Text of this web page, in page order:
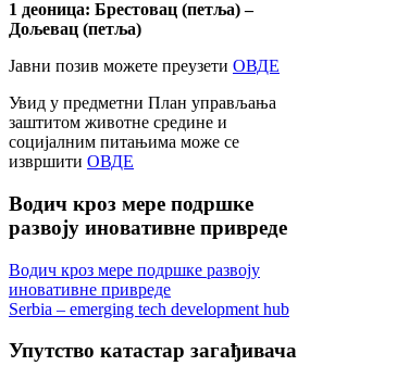
1 деоница: Брестовац (петља) –
Дољевац (петља)
Јавни позив можете преузети ОВДЕ
Увид у предметни План управљања
заштитом животне средине и
социјалним питањима може се
извршити ОВДЕ
Водич кроз мере подршке
развоју иновативне привреде
Водич кроз мере подршке развоју
иновативне привреде
Serbia – emerging tech development hub
Упутство катастар загађивача